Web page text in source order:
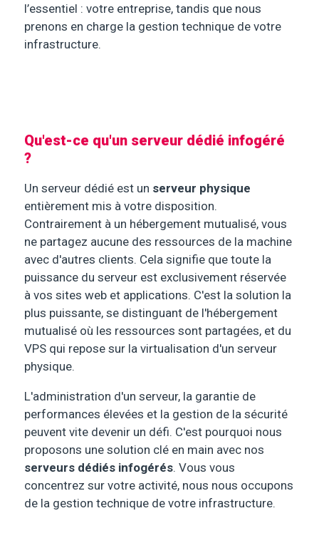
l’essentiel : votre entreprise, tandis que nous
prenons en charge la gestion technique de votre
infrastructure.
Qu'est-ce qu'un serveur dédié infogéré
?
Un serveur dédié est un serveur physique
entièrement mis à votre disposition.
Contrairement à un hébergement mutualisé, vous
ne partagez aucune des ressources de la machine
avec d'autres clients. Cela signifie que toute la
puissance du serveur est exclusivement réservée
à vos sites web et applications. C'est la solution la
plus puissante, se distinguant de l'hébergement
mutualisé où les ressources sont partagées, et du
VPS qui repose sur la virtualisation d'un serveur
physique.
L'administration d'un serveur, la garantie de
performances élevées et la gestion de la sécurité
peuvent vite devenir un défi. C'est pourquoi nous
proposons une solution clé en main avec nos
serveurs dédiés infogérés. Vous vous
concentrez sur votre activité, nous nous occupons
de la gestion technique de votre infrastructure.